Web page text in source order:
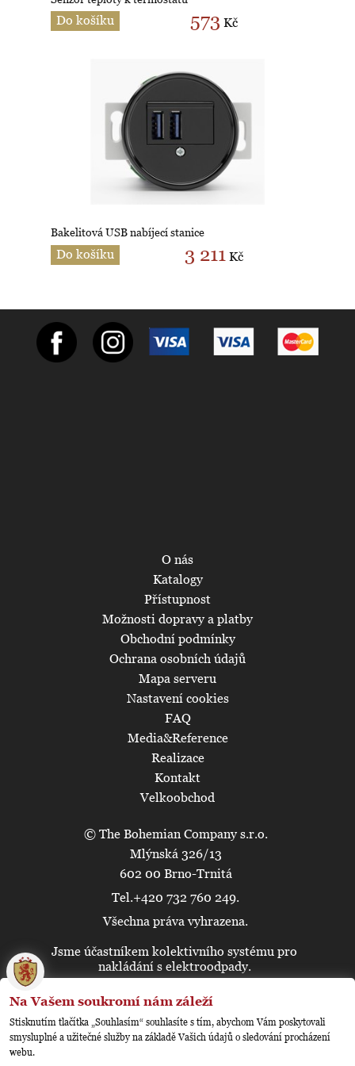
Do košíku 573 Kč
Bakelitová USB nabíjecí stanice
Do košíku 3 211 Kč
© The Bohemian Company s.r.o.
Mlýnská 326/13
602 00 Brno-Trnitá
Tel.+420 732 760 249.
Všechna práva vyhrazena.
O nás
Katalogy
Přístupnost
Možnosti dopravy a platby
Obchodní podmínky
Ochrana osobních údajů
Mapa serveru
Nastavení cookies
FAQ
Media&Reference
Realizace
Kontakt
Velkoobchod
Jsme účastníkem kolektivního systému pro
nakládání s elektroodpady.
🍪
Na Vašem soukromí nám záleží
Stisknutím tlačítka „Souhlasím“ souhlasíte s tím, abychom Vám poskytovali
smysluplné a užitečné služby na základě Vašich údajů o sledování procházení
webu.